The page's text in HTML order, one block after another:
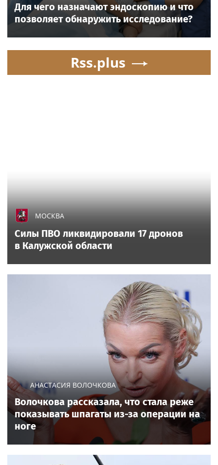
Для чего назначают эндоскопию и что
позволяет обнаружить исследование?
Rss.plus
МОСКВА
Силы ПВО ликвидировали 17 дронов
в Калужской области
АНАСТАСИЯ ВОЛОЧКОВА
Волочкова рассказала, что стала реже
показывать шпагаты из-за операции на
ноге